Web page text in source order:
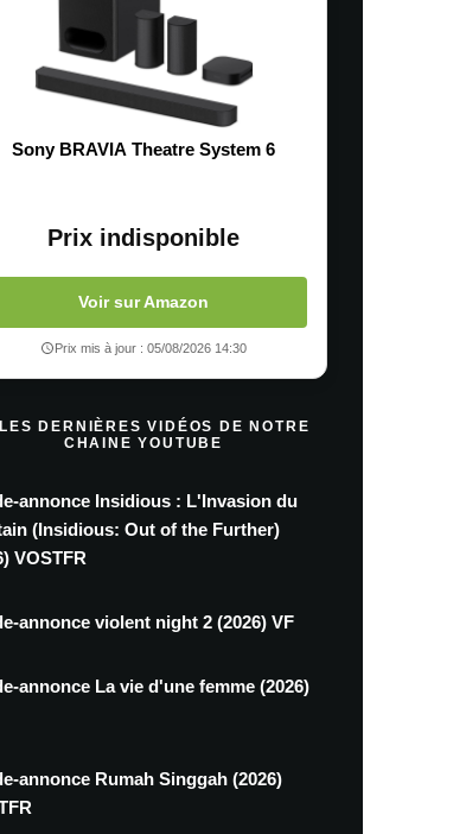
Sony BRAVIA Theatre System 6
Prix indisponible
Voir sur Amazon
Prix mis à jour : 05/08/2026 14:30
LES DERNIÈRES VIDÉOS DE NOTRE
CHAINE YOUTUBE
annonce Insidious : L'Invasion du
(Insidious: Out of the Further)
VOSTFR
annonce violent night 2 (2026) VF
annonce La vie d'une femme (2026)
annonce Rumah Singgah (2026)